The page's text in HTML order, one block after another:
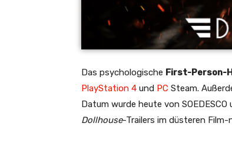
Das psychologische First-Person-
PlayStation 4 und PC Steam.
Datum wurde heute von
Dollhouse-Trailers im düsteren